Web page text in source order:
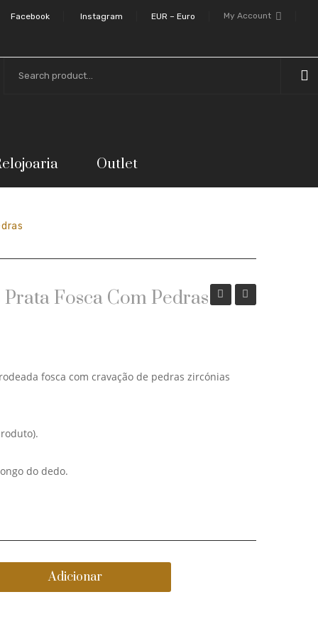
Facebook Instagram EUR – Euro My Account
Outlet
fosca
Fosca Com Pedras
fosca com cravação de pedras zircónias
do dedo.
Adicionar